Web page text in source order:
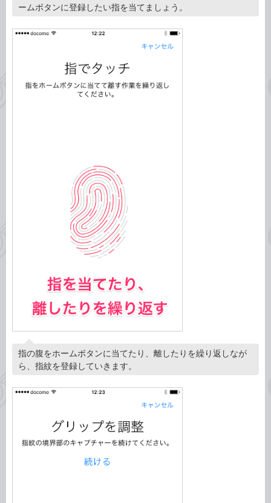
ームボタンに登録したい指を当てましょう。
指の腹をホームボタンに当てたり、離したりを繰り返しなが
ら、指紋を登録していきます。